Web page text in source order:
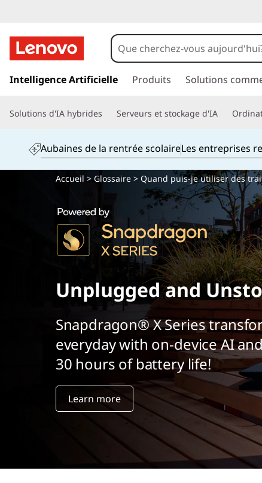
a
e
c
Intelligence Artificielle Produits Solutions
Solutions d'IA hybrides Serveurs et stockage d'IA
Aubaines de la rentrée scolaireLes entreprises
Accueil > Glossaire> Quand puis-je utiliser des
Unplugged and
Snapdragon® X Series
everyday with on-device AI
30 hours of battery life!
Learn more